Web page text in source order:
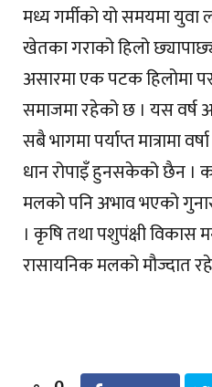
मध्य गर्मीको यो समयमा युवा
खेतका गराको हिलो
असारमा एक पटक हिलोमा
समाजमा रहेको छ । यस वर्ष
सबै भागमा पर्याप्त मात्रामा
धान रोपाइँ हुनसकेको छैन ।
मलको पनि अभाव भएको
। कृषि तथा पशुपंक्षी विकास
रासायनिक मलको मौज्दात